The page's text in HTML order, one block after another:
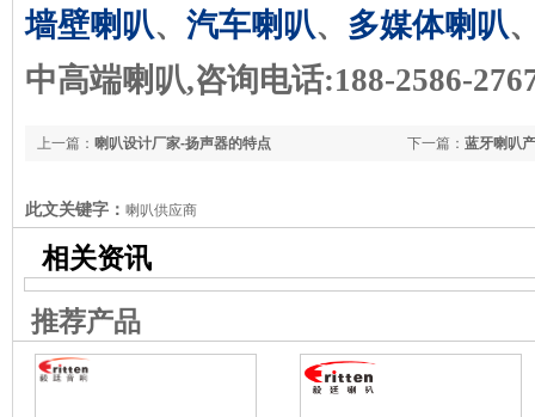
墙壁喇叭、 汽车喇叭、 多媒体喇叭
中高端喇叭,咨询电话:188-2586-
下一篇： 蓝牙喇叭
上一篇： 喇叭设计厂家-扬声器的特点
此文关键字： 喇叭供应商
相关资讯
推荐产品